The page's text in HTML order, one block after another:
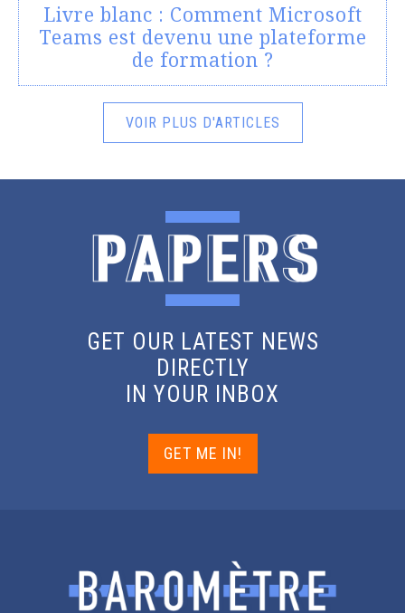
Livre blanc : Comment Microsoft
Teams est devenu une plateforme
de formation ?
VOIR PLUS D'ARTICLES
GET OUR LATEST NEWS
DIRECTLY
IN YOUR INBOX
GET ME IN!